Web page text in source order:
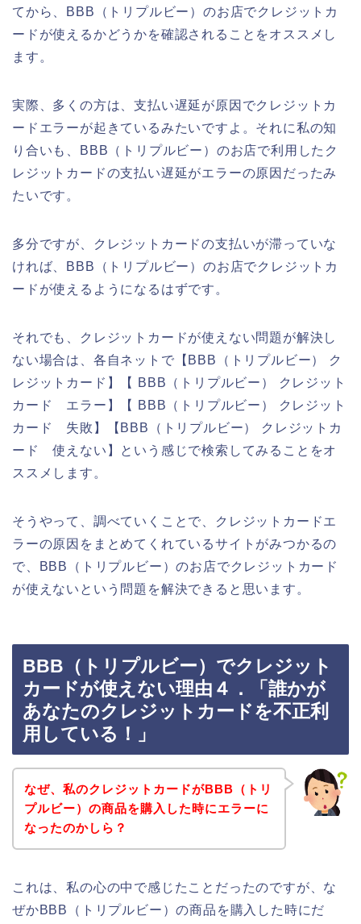
てから、BBB（トリプルビー）のお店でクレジットカ
ードが使えるかどうかを確認されることをオススメし
ます。
実際、多くの方は、支払い遅延が原因でクレジットカ
ードエラーが起きているみたいですよ。それに私の知
り合いも、BBB（トリプルビー）のお店で利用したク
レジットカードの支払い遅延がエラーの原因だったみ
たいです。
多分ですが、クレジットカードの支払いが滞っていな
ければ、BBB（トリプルビー）のお店でクレジットカ
ードが使えるようになるはずです。
それでも、クレジットカードが使えない問題が解決し
ない場合は、各自ネットで【BBB（トリプルビー） ク
レジットカード】【 BBB（トリプルビー） クレジット
カード エラー】【 BBB（トリプルビー） クレジット
カード 失敗】【BBB（トリプルビー） クレジットカ
ード 使えない】という感じで検索してみることをオ
ススメします。
そうやって、調べていくことで、クレジットカードエ
ラーの原因をまとめてくれているサイトがみつかるの
で、BBB（トリプルビー）のお店でクレジットカード
が使えないという問題を解決できると思います。
BBB（トリプルビー）でクレジット
カードが使えない理由４．「誰かが
あなたのクレジットカードを不正利
用している！」
なぜ、私のクレジットカードがBBB（トリ
プルビー）の商品を購入した時にエラーに
なったのかしら？
これは、私の心の中で感じたことだったのですが、な
ぜかBBB（トリプルビー）の商品を購入した時にだ